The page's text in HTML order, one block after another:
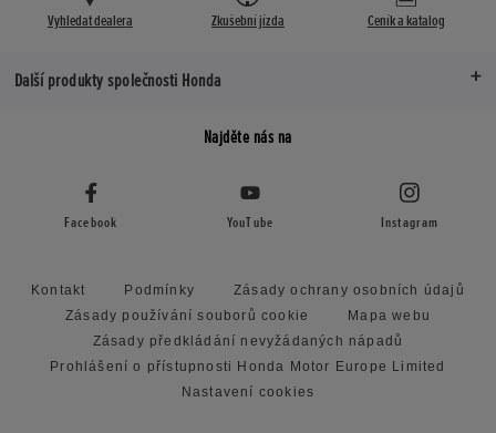
Vyhledat dealera Zkušební jízda Ceník a katalog
Další produkty společnosti Honda
Najděte nás na
Facebook YouTube Instagram
Kontakt Podmínky
Zásady ochrany osobních údajů
Zásady používání souborů cookie
Mapa webu
Zásady předkládání nevyžádaných nápadů
Prohlášení o přístupnosti Honda Motor Europe Limited
Nastavení cookies